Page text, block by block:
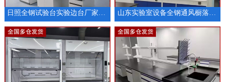
日照全钢试验台实验边台厂家定制 山东实验室设备全钢通风橱落地通风柜厂家